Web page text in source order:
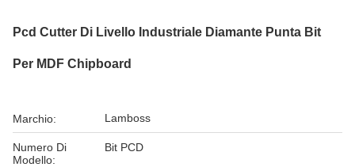
Pcd Cutter Di Livello Industriale Diamante Punta Bit
Per MDF Chipboard
Marchio: Lamboss
Numero Di
Modello:
Bit PCD